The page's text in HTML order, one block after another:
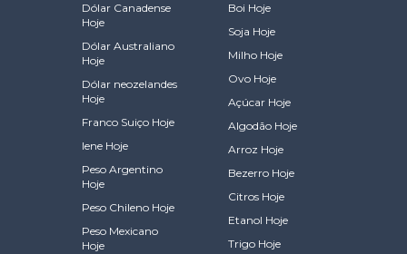
Dólar Canadense
Hoje
Dólar Australiano
Hoje
Dólar neozelandes
Hoje
Franco Suiço Hoje
Iene Hoje
Peso Argentino
Hoje
Peso Chileno Hoje
Peso Mexicano
Hoje
Boi Hoje
Soja Hoje
Milho Hoje
Ovo Hoje
Açúcar Hoje
Algodão Hoje
Arroz Hoje
Bezerro Hoje
Citros Hoje
Etanol Hoje
Trigo Hoje